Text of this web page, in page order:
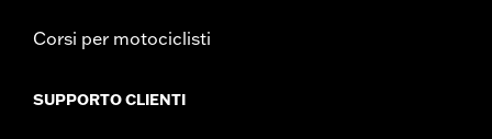
Corsi per motociclisti
SUPPORTO CLIENTI